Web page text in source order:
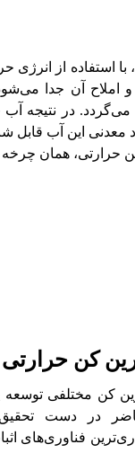
استفاده از انرژی
املاح آن جدا
می‌گردد. در نتیجه
معدنی این آب
حرارتی، همان
کن حرارتی
کن مختلفی توسعه
در دست
فناوری‌های